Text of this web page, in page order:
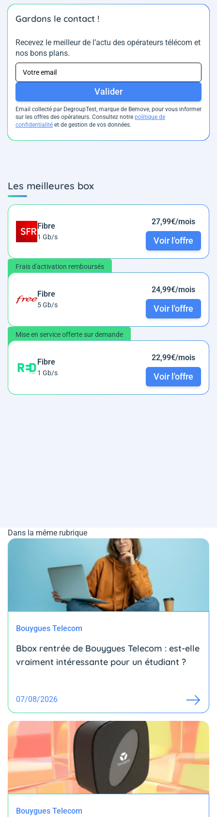
Gardons le contact !
Recevez le meilleur de l’actu des opérateurs télécom et
nos bons plans.
Valider
Email collecté par DegroupTest, marque de Bemove, pour vous informer
sur les offres des opérateurs. Consultez notre politique de
confidentialité et de gestion de vos données.
Les meilleures box
Fibre
1 Gb/s
27,99€/mois
Voir l'offre
Frais d'activation remboursés
Fibre
5 Gb/s
24,99€/mois
Voir l'offre
Mise en service offerte sur demande
Fibre
1 Gb/s
22,99€/mois
Voir l'offre
Dans la même rubrique
Bouygues Telecom
Bbox rentrée de Bouygues Telecom : est-elle
vraiment intéressante pour un étudiant ?
07/08/2026
Bouygues Telecom